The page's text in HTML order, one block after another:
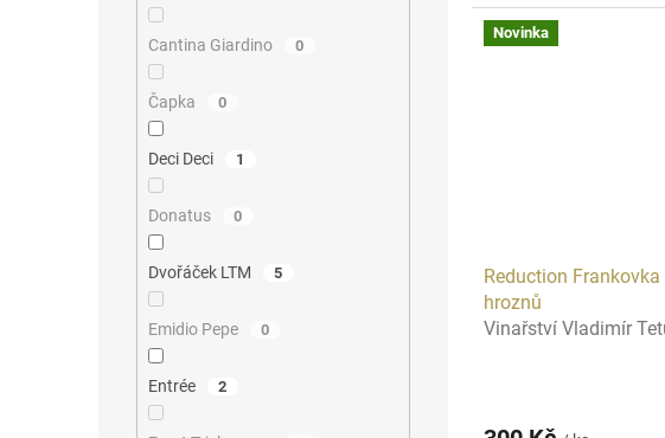
Cantina Giardino 0
Čapka 0
Deci Deci 1
Donatus 0
Dvořáček LTM 5
Emidio Pepe 0
Entrée 2
Novinka
Reduction
hroznů
Vinařství Vladimír